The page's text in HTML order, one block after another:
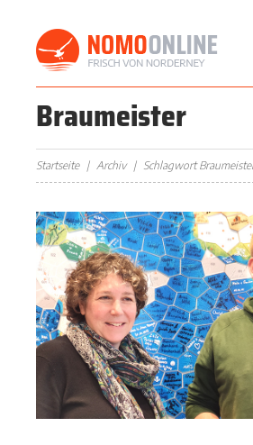
Braumeister
Startseite Archiv Schlagwort